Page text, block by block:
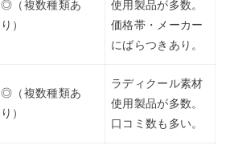
◎（複数種類あ
り）
使用製品が多数。
価格帯・メーカー
にばらつきあり。
◎（複数種類あ
り）
ラディクール素材
使用製品が多数。
口コミ数も多い。